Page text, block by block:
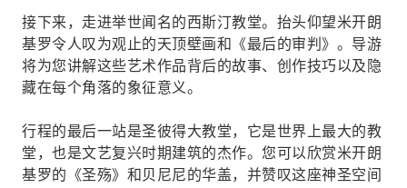
接下来，走进举世闻名的西斯汀教堂。抬头仰望米开朗
基罗令人叹为观止的天顶壁画和《最后的审判》。导游
将为您讲解这些艺术作品背后的故事、创作技巧以及隐
藏在每个角落的象征意义。
行程的最后一站是圣彼得大教堂，它是世界上最大的教
堂，也是文艺复兴时期建筑的杰作。您可以欣赏米开朗
基罗的《圣殇》和贝尼尼的华盖，并赞叹这座神圣空间